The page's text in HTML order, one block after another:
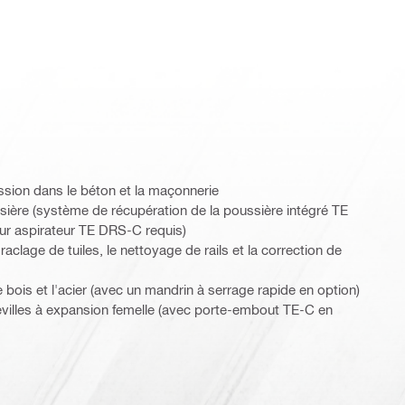
dans le béton et la maçonnerie
(système de récupération de la poussière intégré TE
aspirateur TE DRS-C requis)
de tuiles, le nettoyage de rails et la correction de
et l'acier (avec un mandrin à serrage rapide en option)
à expansion femelle (avec porte-embout TE-C en